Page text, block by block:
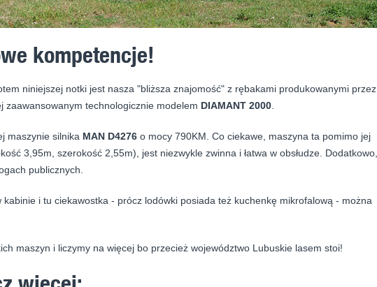
kompetencje!
niniejszej notki jest nasza "bliższa znajomość" z rębakami produkowanymi przez
zaawansowanym technologicznie modelem DIAMANT 2000
maszynie silnika MAN D4276 o mocy 790KM. Co ciekawe, maszyna ta pomimo jej
3,95m, szerokość 2,55m), jest niezwykle zwinna i łatwa w obsłudze. Dodatkowo,
publicznych.
i tu ciekawostka - prócz lodówki posiada też kuchenkę mikrofalową - można
maszyn i liczymy na więcej bo przecież województwo Lubuskie lasem stoi!